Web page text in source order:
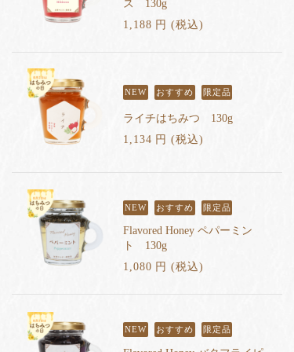
ス 130g
1,188 円 (税込)
NEW おすすめ 限定品
ライチはちみつ 130g
1,134 円 (税込)
NEW おすすめ 限定品
Flavored Honey ペパーミン
ト 130g
1,080 円 (税込)
NEW おすすめ 限定品